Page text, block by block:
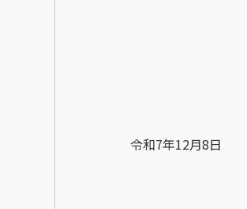
令和7年12月8日